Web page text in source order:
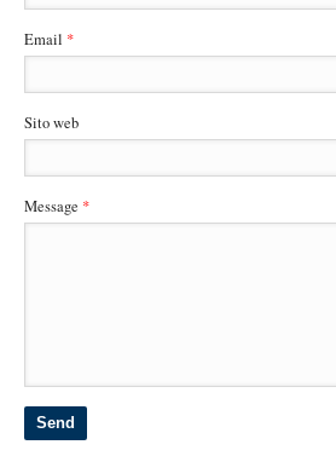
Email *
Sito web
Message *